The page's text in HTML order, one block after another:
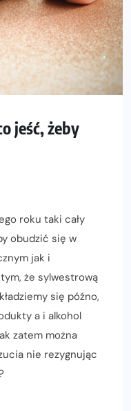
jeść, żeby
roku taki cały
obudzić się w
jak i
że sylwestrową
się późno,
a i alkohol
zatem można
nie rezygnując